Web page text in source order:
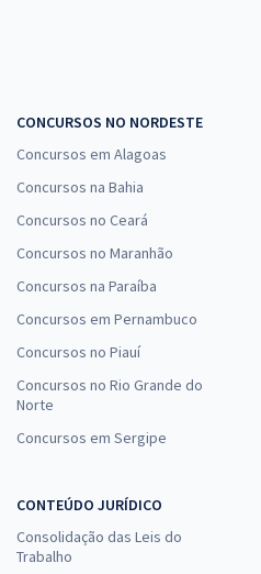
CONCURSOS NO NORDESTE
Concursos em Alagoas
Concursos na Bahia
Concursos no Ceará
Concursos no Maranhão
Concursos na Paraíba
Concursos em Pernambuco
Concursos no Piauí
Concursos no Rio Grande do
Norte
Concursos em Sergipe
CONTEÚDO JURÍDICO
Consolidação das Leis do
Trabalho